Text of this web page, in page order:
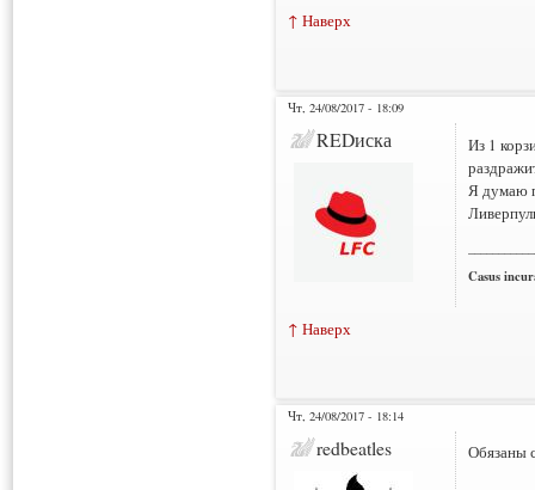
↑ Наверх
Чт, 24/08/2017 - 18:09
REDиска
Из 1
Я думаю
Casus
↑ Наверх
Чт, 24/08/2017 - 18:14
redbeatles Обязаны